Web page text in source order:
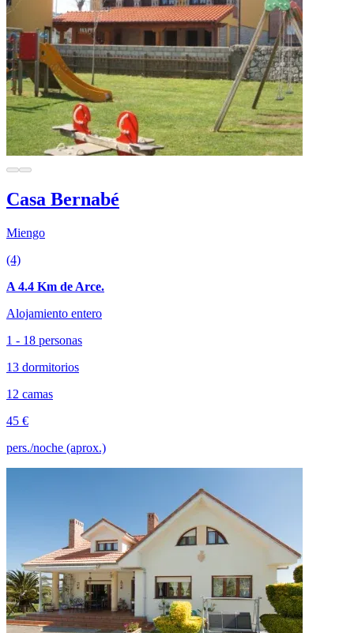
Casa Bernabé
Miengo
(4)
A 4.4 Km de Arce.
Alojamiento entero
1 - 18 personas
13 dormitorios
12 camas
45 €
pers./noche (aprox.)